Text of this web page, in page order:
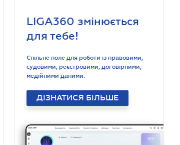
LIGA360 змінюється
для тебе!
Спільне поле для роботи із правовими,
судовими, реєстровими, договірними,
медійними даними.
ДІЗНАТИСЯ БІЛЬШЕ